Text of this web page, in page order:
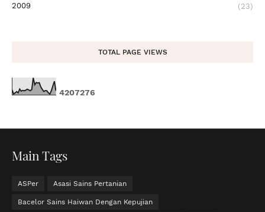
2009
(23)
TOTAL PAGE VIEWS
4207276
Main Tags
ASPer Asasi Sains Pertanian
Bacelor Sains Haiwan Dengan Kepujian